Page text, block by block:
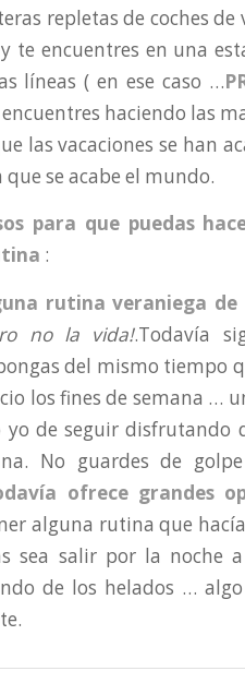
repletas de coches
te encuentres en una
líneas ( en ese caso …
haciendo las
las vacaciones se han
se acabe el mundo.
para que puedas
:
rutina veraniega
no la vida!.Todavía
del mismo tiempo
los fines de semana …
yo de seguir
No guardes de
ofrece grandes
alguna rutina que
sea salir por la noche
de los helados …